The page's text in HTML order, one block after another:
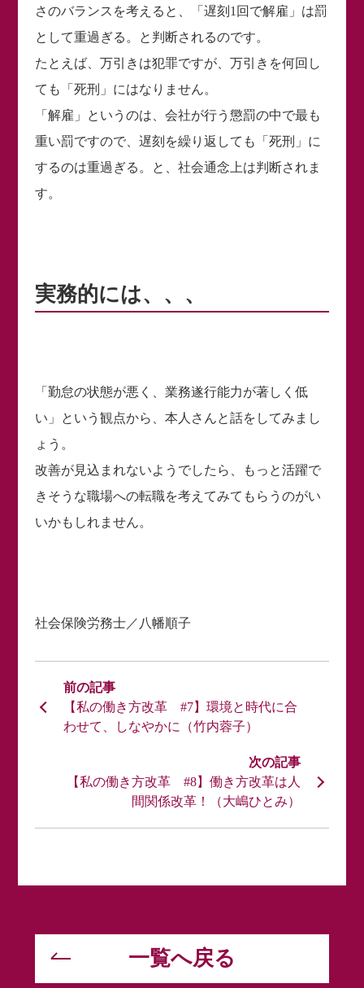
さのバランスを考えると、「遅刻1回で解雇」は罰
として重過ぎる。と判断されるのです。
たとえば、万引きは犯罪ですが、万引きを何回し
ても「死刑」にはなりません。
「解雇」というのは、会社が行う懲罰の中で最も
重い罰ですので、遅刻を繰り返しても「死刑」に
するのは重過ぎる。と、社会通念上は判断されま
す。
実務的には、、、
「勤怠の状態が悪く、業務遂行能力が著しく低
い」という観点から、本人さんと話をしてみまし
ょう。
改善が見込まれないようでしたら、もっと活躍で
きそうな職場への転職を考えてみてもらうのがい
いかもしれません。
社会保険労務士／八幡順子
【私の働き方改革 #7】環境と時代に合
わせて、しなやかに（竹内蓉子）
【私の働き方改革 #8】働き方改革は人
間関係改革！（大嶋ひとみ）
一覧へ戻る